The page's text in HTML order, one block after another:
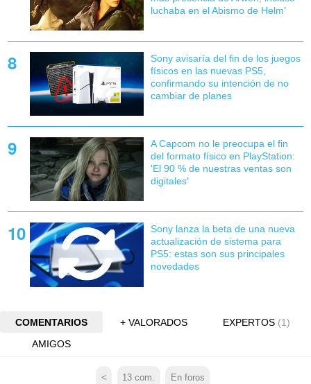
luchaba en el Abismo de Helm'
Sony avisaría del fin de los juegos
físicos en las nuevas PS5,
confirmando su intención de no
cambiar de planes
A Capcom no le preocupa el fin
del formato físico en PlayStation:
'El 90 % de nuestras ventas son
digitales'
Sony lanza la beta de una nueva
actualización de sistema para
PS5: estas son sus principales
novedades
COMENTARIOS + VALORADOS EXPERTOS (1)
AMIGOS
< 13 com. En foros